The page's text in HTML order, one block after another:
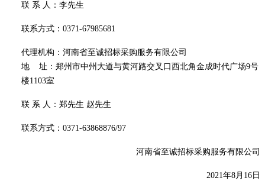
联 系 人：李先生
联系方式： 0371-67985681
代理机构：河南省至诚招标采购服务有限公司
地
址：郑州市中州大道与黄河路交叉口西北角金成时代广场9号
楼1103室
联 系 人：郑先生 赵先生
联系方式： 0371-63868876/97
河南省至诚招标采购服务有限公司
2021年8月16日